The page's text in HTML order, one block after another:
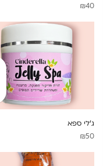
₪40
ג’לי ספא
₪50